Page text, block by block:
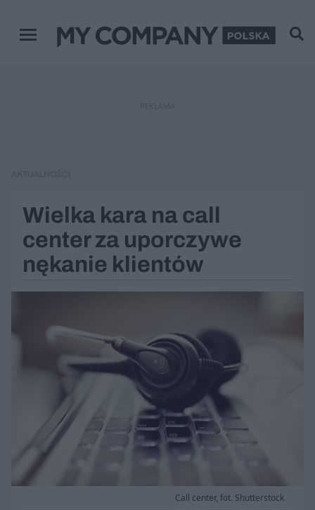
Menu główne
Wielka kara na call
center za uporczywe
nękanie klientów
Call center, fot. Shutterstock